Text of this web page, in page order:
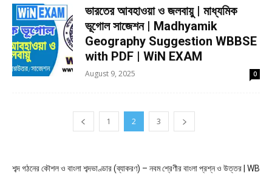
ভারতের আবহাওয়া ও জলবায়ু | মাধ্যমিক
ভূগোল সাজেশন | Madhyamik
Geography Suggestion WBBSE
with PDF | WiN EXAM
August 9, 2025 0
1 2 3
শব্দ গঠনের কৌশল ও বাংলা শব্দভাণ্ডার (ব্যাকরণ) – নবম শ্রেণীর বাংলা প্রশ্ন ও উত্তর | WB